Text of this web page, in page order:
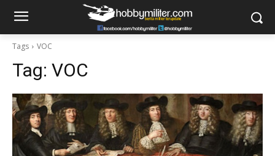
Tags VOC
Tag: VOC